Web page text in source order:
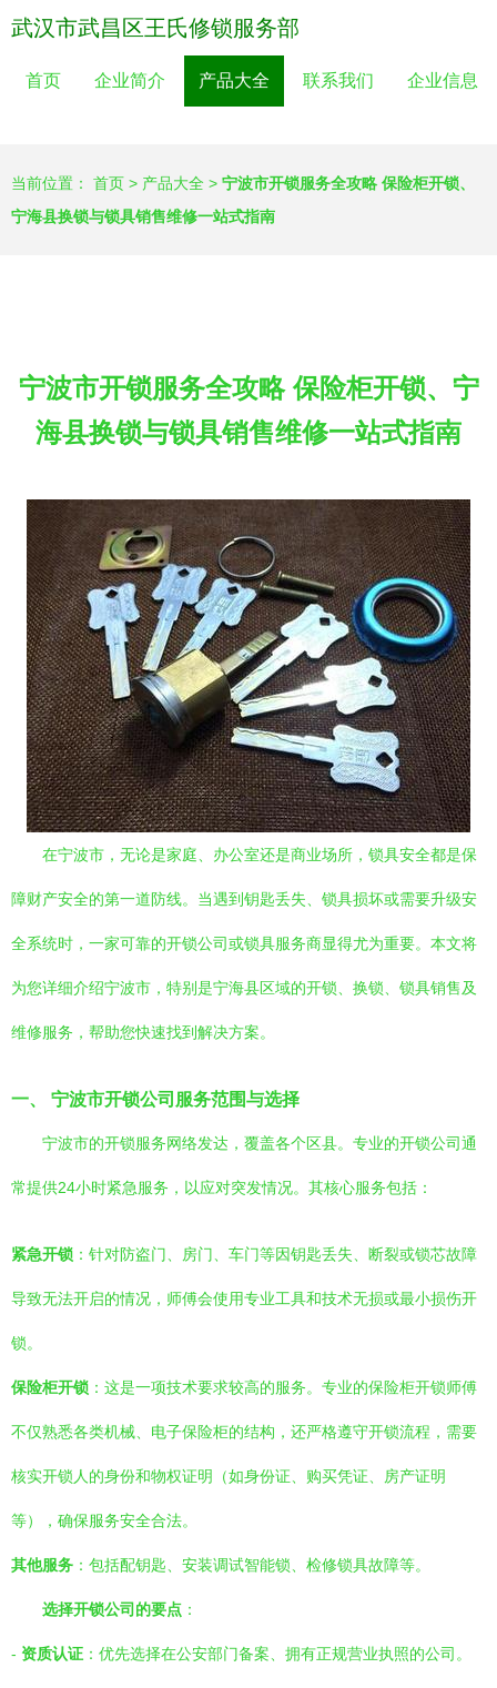
武汉市武昌区王氏修锁服务部
首页 企业简介 产品大全 联系我们 企业信息
当前位置： 首页 > 产品大全 > 宁波市开锁服务全攻略 保险柜开锁、
宁海县换锁与锁具销售维修一站式指南
宁波市开锁服务全攻略 保险柜开锁、宁
海县换锁与锁具销售维修一站式指南
在宁波市，无论是家庭、办公室还是商业场所，锁具安全都是保
障财产安全的第一道防线。当遇到钥匙丢失、锁具损坏或需要升级安
全系统时，一家可靠的开锁公司或锁具服务商显得尤为重要。本文将
为您详细介绍宁波市，特别是宁海县区域的开锁、换锁、锁具销售及
维修服务，帮助您快速找到解决方案。
一、 宁波市开锁公司服务范围与选择
宁波市的开锁服务网络发达，覆盖各个区县。专业的开锁公司通
常提供24小时紧急服务，以应对突发情况。其核心服务包括：
紧急开锁 ：针对防盗门、房门、车门等因钥匙丢失、断裂或锁芯故障
导致无法开启的情况，师傅会使用专业工具和技术无损或最小损伤开
锁。
保险柜开锁 ：这是一项技术要求较高的服务。专业的保险柜开锁师傅
不仅熟悉各类机械、电子保险柜的结构，还严格遵守开锁流程，需要
核实开锁人的身份和物权证明（如身份证、购买凭证、房产证明
等），确保服务安全合法。
其他服务 ：包括配钥匙、安装调试智能锁、检修锁具故障等。
选择开锁公司的要点 ：
- 资质认证 ：优先选择在公安部门备案、拥有正规营业执照的公司。